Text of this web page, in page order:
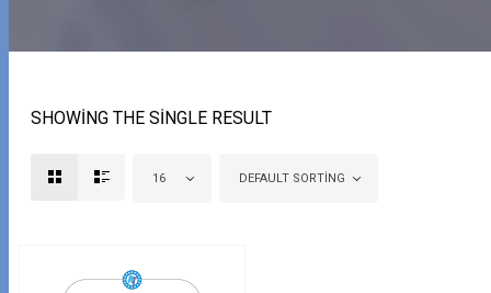
SHOWING THE SINGLE RESULT
16 DEFAULT SORTING